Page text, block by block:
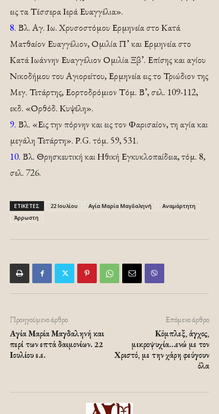
εις τα Τέσσερα Ιερά Ευαγγέλια».
8. Βλ. Αγ. Ιω. Χρυσοστόμου Ερμηνεία στο Κατά
Ματθαίον Ευαγγέλιον, Ομιλία Π’ και Ερμηνεία στο
Κατά Ιωάννην Ευαγγέλιον Ομιλία Ξβ’. Επίσης και αγίου
Νικοδήμου του Αγιορείτου, Ερμηνεία εις το Τριώδιον της
Μεγ. Τετάρτης, Εορτοδρόμιον Τόμ. Β’, σελ. 109-112,
εκδ. «Ορθόδ. Κυψέλη».
9. Βλ. «Εις την πόρνην και εις τον Φαρισαίον, τη αγία και
μεγάλη Τετάρτη». Ρ.G. τόμ. 59, 531.
10. Βλ. Θρησκευτική και Ηθική Εγκυκλοπαίδεια, τόμ. 8,
σελ. 726.
ΕΤΙΚΕΤΕΣ 22 Ιουλίου Αγία Μαρία Μαγδαληνή
Αναμάρτητη
Άρρωστη
Προηγούμενο άρθρο
Αγία Μαρία Μαγδαληνή και
περί των επτά δαιμονίων. 22
Ιουλίου ε.ε.
Επόμενο άρθρο
Κόμπλεξ, άγχος,
μικροψυχία…ενώ με τον
Χριστό, με την χάρη φεύγουν
όλα